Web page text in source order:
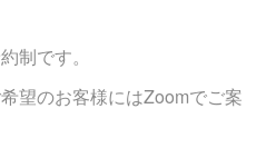
制です。
望のお客様にはZoomでご案